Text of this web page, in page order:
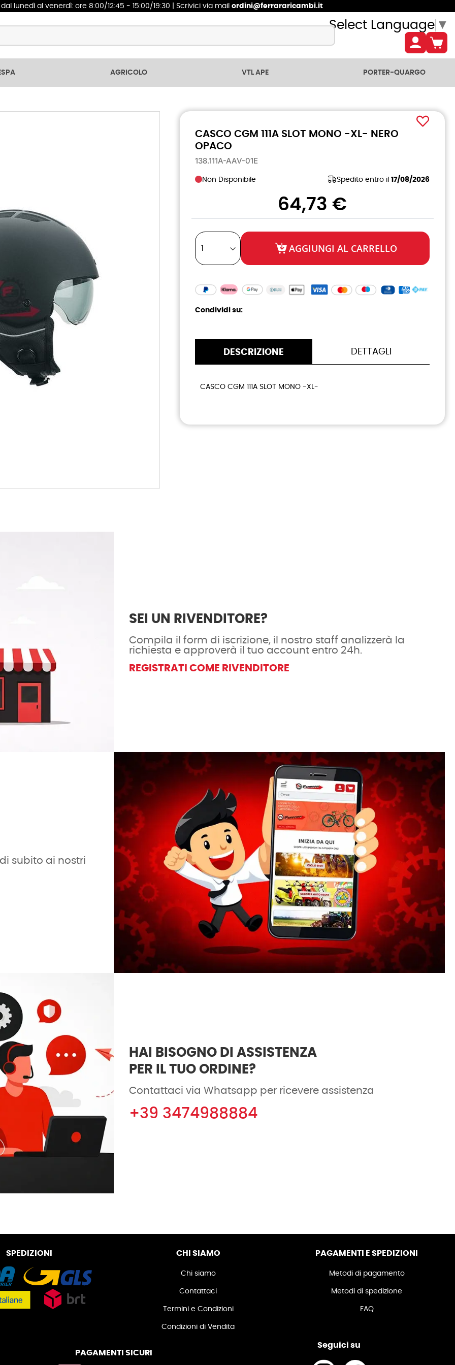
dal lunedì al venerdì: ore 8:00/12:45 - 15:00/19:30 | Scrivici via mail ordini@ferrararicambi.it
Select Language ▼
AGRICOLO VTL APE PORTER-QUARGO
CASCO CGM 111A SLOT MONO -XL- NERO
OPACO
138.111A-AAV-01E
Non Disponibile Spedito entro il 17/08/2026
64,73 €
AGGIUNGI AL CARRELLO
Condividi su:
DESCRIZIONE
CASCO CGM 111A SLOT MONO -XL-
DETTAGLI
SEI UN RIVENDITORE?
Compila il form di iscrizione, il nostro staff analizzerà la
richiesta e approverà il tuo account entro 24h.
REGISTRATI COME RIVENDITORE
subito ai nostri
HAI BISOGNO DI ASSISTENZA
PER IL TUO ORDINE?
Contattaci via Whatsapp per ricevere assistenza
+39 3474988884
SPEDIZIONI CHI SIAMO
Chi siamo
Contattaci
Termini e Condizioni
Condizioni di Vendita
PAGAMENTI E SPEDIZIONI
Metodi di pagamento
Metodi di spedizione
FAQ
PAGAMENTI SICURI
Seguici su